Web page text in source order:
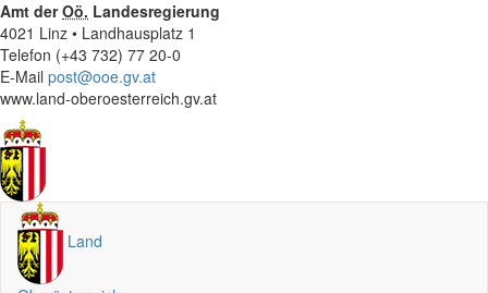
Amt derOö. Landesregierung
4021 Linz • Landhausplatz 1
Telefon (+43 732) 77 20-0
E-Mail post@ooe.gv.at
www.land-oberoesterreich.gv.at
Land